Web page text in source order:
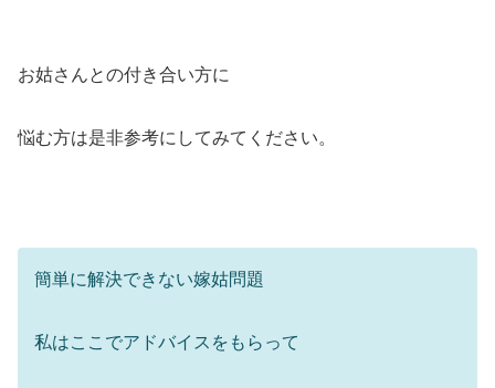
お姑さんとの付き合い方に
悩む方は是非参考にしてみてください。
簡単に解決できない嫁姑問題
私はここでアドバイスをもらって